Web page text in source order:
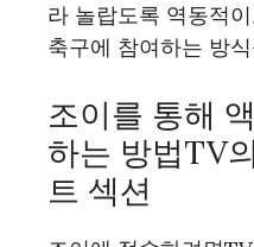
라 놀랍도록 역동적
축구에 참여하는 방
조이를 통해
하는 방법TV
트 섹션